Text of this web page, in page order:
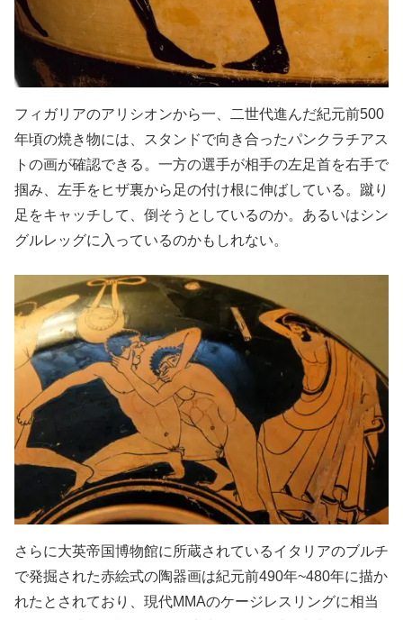
フィガリアのアリシオンから一、二世代進んだ紀元前500
年頃の焼き物には、スタンドで向き合ったパンクラチアス
トの画が確認できる。一方の選手が相手の左足首を右手で
掴み、左手をヒザ裏から足の付け根に伸ばしている。蹴り
足をキャッチして、倒そうとしているのか。あるいはシン
グルレッグに入っているのかもしれない。
さらに大英帝国博物館に所蔵されているイタリアのブルチ
で発掘された赤絵式の陶器画は紀元前490年~480年に描か
れたとされており、現代MMAのケージレスリングに相当